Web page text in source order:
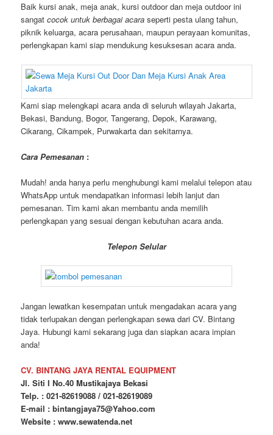
Baik kursi anak, meja anak, kursi outdoor dan meja outdoor ini
sangatcocok untuk berbagai acara seperti pesta ulang tahun,
piknik keluarga, acara perusahaan, maupun perayaan komunitas,
perlengkapan kami siap mendukung kesuksesan acara anda.
Kami siap melengkapi acara anda di seluruh wilayah Jakarta,
Bekasi, Bandung, Bogor, Tangerang, Depok, Karawang,
Cikarang, Cikampek, Purwakarta dan sekitarnya.
Cara Pemesanan :
Mudah! anda hanya perlu menghubungi kami melalui telepon atau
WhatsApp untuk mendapatkan informasi lebih lanjut dan
pemesanan. Tim kami akan membantu anda memilih
perlengkapan yang sesuai dengan kebutuhan acara anda.
Telepon Selular
Jangan lewatkan kesempatan untuk mengadakan acara yang
tidak terlupakan dengan perlengkapan sewa dari CV. Bintang
Jaya. Hubungi kami sekarang juga dan siapkan acara impian
anda!
CV. BINTANG JAYA RENTAL EQUIPMENT
Jl. Siti I No.40 Mustikajaya Bekasi
Telp. : 021-82619088 / 021-82619089
E-mail : bintangjaya75@Yahoo.com
Website : www.sewatenda.net